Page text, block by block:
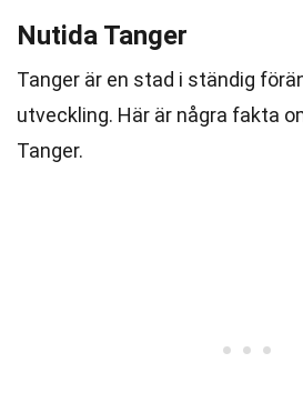
Nutida Tanger
Tanger är en stad i ständig
utveckling. Här är några fakta
Tanger.